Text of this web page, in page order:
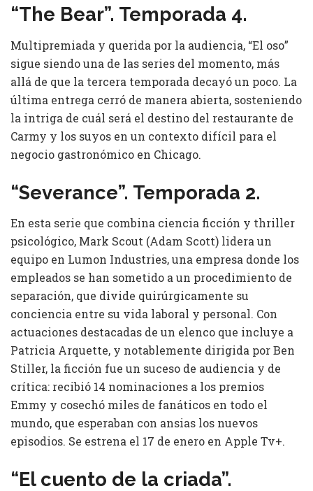
“The Bear”. Temporada 4.
Multipremiada y querida por la audiencia, “El oso”
sigue siendo una de las series del momento, más
allá de que la tercera temporada decayó un poco. La
última entrega cerró de manera abierta, sosteniendo
la intriga de cuál será el destino del restaurante de
Carmy y los suyos en un contexto difícil para el
negocio gastronómico en Chicago.
“Severance”. Temporada 2.
En esta serie que combina ciencia ficción y thriller
psicológico, Mark Scout (Adam Scott) lidera un
equipo en Lumon Industries, una empresa donde los
empleados se han sometido a un procedimiento de
separación, que divide quirúrgicamente su
conciencia entre su vida laboral y personal. Con
actuaciones destacadas de un elenco que incluye a
Patricia Arquette, y notablemente dirigida por Ben
Stiller, la ficción fue un suceso de audiencia y de
crítica: recibió 14 nominaciones a los premios
Emmy y cosechó miles de fanáticos en todo el
mundo, que esperaban con ansias los nuevos
episodios. Se estrena el 17 de enero en Apple Tv+.
“El cuento de la criada”.